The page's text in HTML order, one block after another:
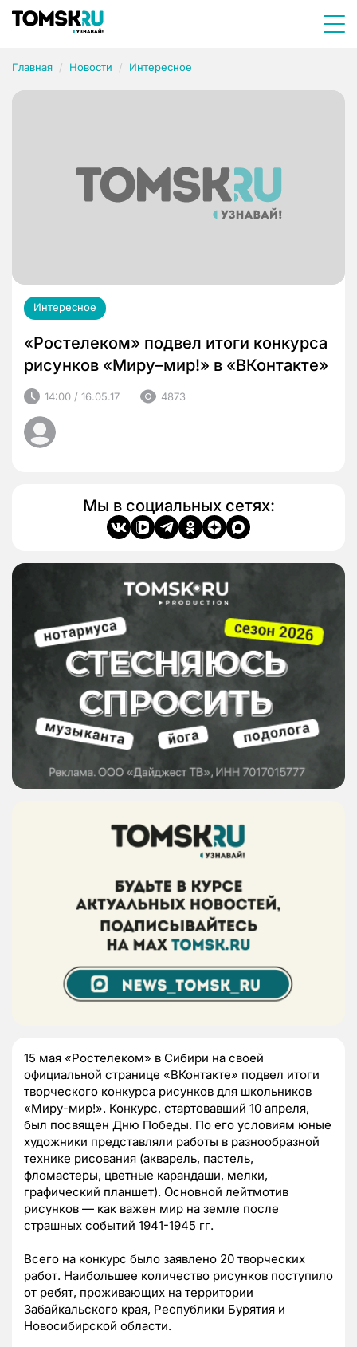
Главная Новости Интересное
Интересное
«Ростелеком» подвел итоги конкурса
рисунков «Миру–мир!» в «ВКонтакте»
14:00 / 16.05.17 4873
Мы в социальных сетях:
15 мая «Ростелеком» в Сибири на своей
официальной странице «ВКонтакте» подвел итоги
творческого конкурса рисунков для школьников
«Миру-мир!». Конкурс, стартовавший 10 апреля,
был посвящен Дню Победы. По его условиям юные
художники представляли работы в разнообразной
технике рисования (акварель, пастель,
фломастеры, цветные карандаши, мелки,
графический планшет). Основной лейтмотив
рисунков — как важен мир на земле после
страшных событий 1941-1945 гг.
Всего на конкурс было заявлено 20 творческих
работ. Наибольшее количество рисунков поступило
от ребят, проживающих на территории
Забайкальского края, Республики Бурятия и
Новосибирской области.